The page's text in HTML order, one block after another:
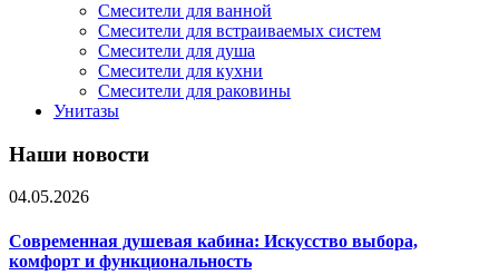
Смесители для ванной
Смесители для встраиваемых систем
Смесители для душа
Смесители для кухни
Смесители для раковины
Унитазы
Наши новости
04.05.2026
Современная душевая кабина: Искусство выбора,
комфорт и функциональность